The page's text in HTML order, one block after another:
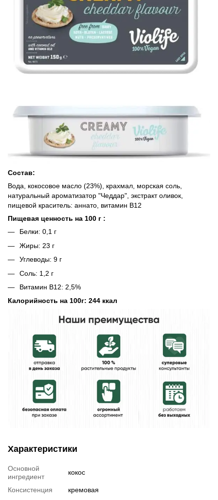
Состав:
Вода, кокосовое масло (23%), крахмал, морская соль,
натуральный ароматизатор "Чеддар", экстракт оливок,
пищевой краситель: аннато, витамин B12
Пищевая ценность на 100 г :
Белки: 0,1 г
Жиры: 23 г
Углеводы: 9 г
Соль: 1,2 г
Витамин B12: 2,5%
Калорийность на 100г: 244 ккал
Характеристики
Основной
ингредиент
кокос
Консистенция кремовая